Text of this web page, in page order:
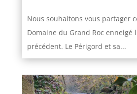
Nous souhaitons vous partager
Domaine du Grand Roc enneigé
précédent. Le Périgord et sa...